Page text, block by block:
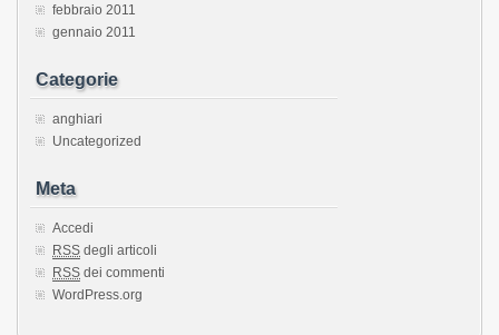
febbraio 2011
gennaio 2011
Categorie
anghiari
Uncategorized
Meta
Accedi
RSS degli articoli
RSS dei commenti
WordPress.org